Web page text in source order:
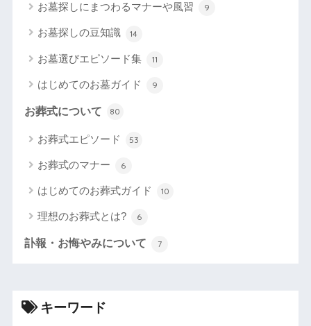
お墓探しにまつわるマナーや風習 9
お墓探しの豆知識 14
お墓選びエピソード集 11
はじめてのお墓ガイド 9
お葬式について 80
お葬式エピソード 53
お葬式のマナー 6
はじめてのお葬式ガイド 10
理想のお葬式とは? 6
訃報・お悔やみについて 7
キーワード